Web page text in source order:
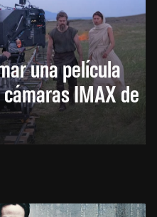
una película
IMAX de